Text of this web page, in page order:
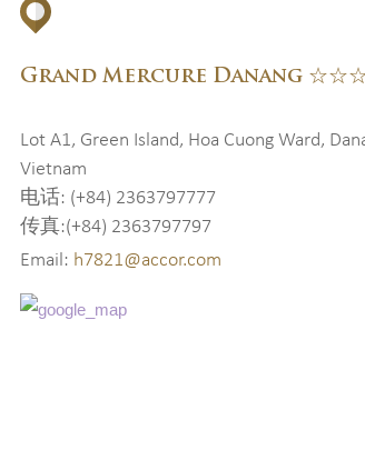
Grand Mercure Danang
Lot A1, Green Island, Hoa Cuong Ward,
Vietnam
电话: (+84) 2363797777
传真:(+84) 2363797797
Email: h7821@accor.com